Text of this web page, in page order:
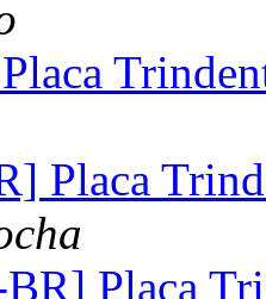
Placa
Placa